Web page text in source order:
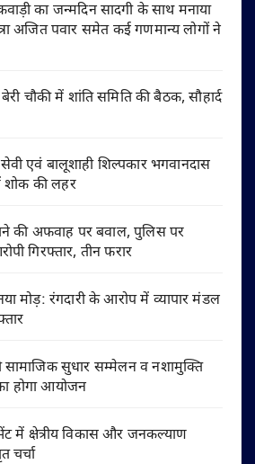
का जन्मदिन सादगी के साथ मनाया
अजित पवार समेत कई गणमान्य लोगों ने
चौकी में शांति समिति की बैठक, सौहार्द
एवं बालूशाही शिल्पकार भगवानदास
शोक की लहर
की अफवाह पर बवाल, पुलिस पर
गिरफ्तार, तीन फरार
मोड़: रंगदारी के आरोप में व्यापार मंडल
सुधार सम्मेलन व नशामुक्ति
होगा आयोजन
में क्षेत्रीय विकास और जनकल्याण
चर्चा